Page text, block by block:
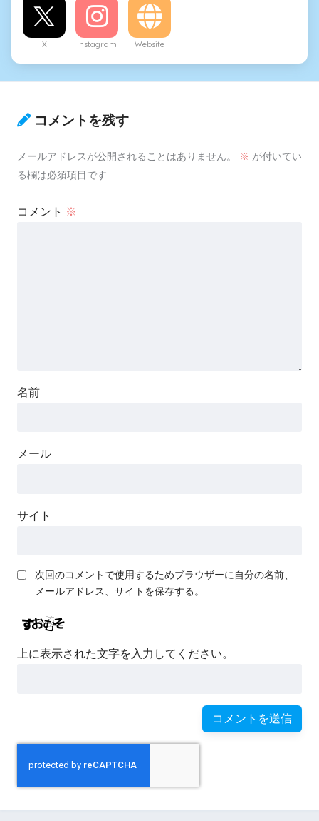
けろ！完全なるドラゴンの誕
生だっ
異世界やる夫さん
VRゲームみたいなもんデスゲ
なに吟遊GMしとんねん
校に受かった！【R-18】
【R-18】やらない夫は異世界
転移させられるようです【安
X Instagram Website
コメントを残す
メールアドレスが公開されることはありません。 ※ が付いてい
る欄は必須項目です
コメント ※
名前
メール
サイト
次回のコメントで使用するためブラウザーに自分の名前、
メールアドレス、サイトを保存する。
上に表示された文字を入力してください。